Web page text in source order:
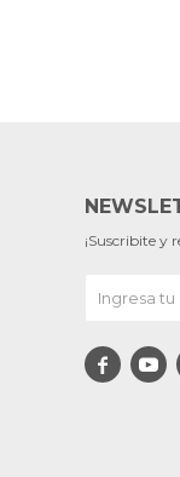
¡Suscribite y
 